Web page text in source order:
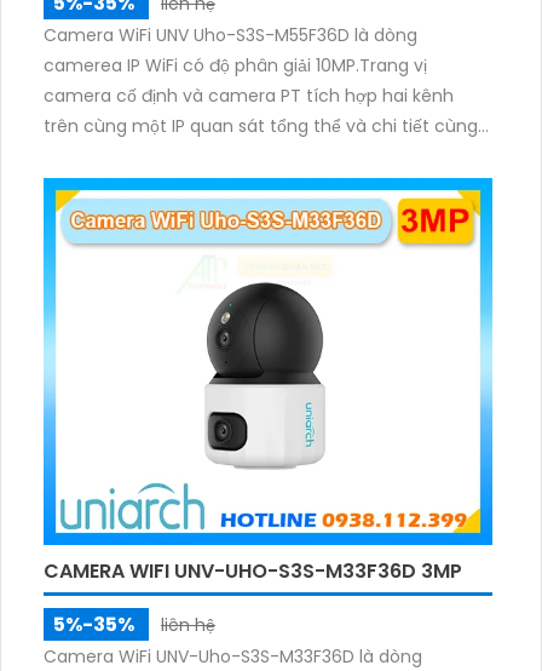
Camera WiFi UNV Uho-S3S-M55F36D là dòng
camerea IP WiFi có độ phân giải 10MP.Trang vị
camera cố định và camera PT tích hợp hai kênh
trên cùng một IP quan sát tổng thể và chi tiết cùng
ánh sáng. Kết hợp hồng ngoại và đèn ấm cho hình
ảnh có màu trong nhiều điều kiện khác nhau trong
phạm vi 3m.
CAMERA WIFI UNV-UHO-S3S-M33F36D 3MP
5%-35%
liên hệ
Camera WiFi UNV-Uho-S3S-M33F36D là dòng